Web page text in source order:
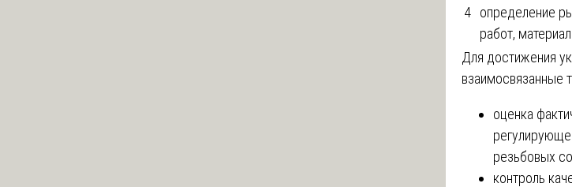
4 определение
работ,
Для достижения
взаимосвязанные
оценка
резьбовых
контроль